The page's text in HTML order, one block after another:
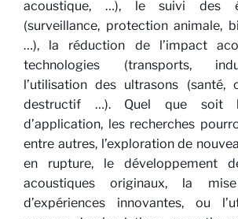
acoustique, …), le suivi des
(surveillance, protection animale,
…), la réduction de l’impact
technologies (transports,
l’utilisation des ultrasons (santé,
destructif …). Quel que soit
d’application, les recherches
entre autres, l’exploration de
en rupture, le développement
acoustiques originaux, la
d’expériences innovantes, ou